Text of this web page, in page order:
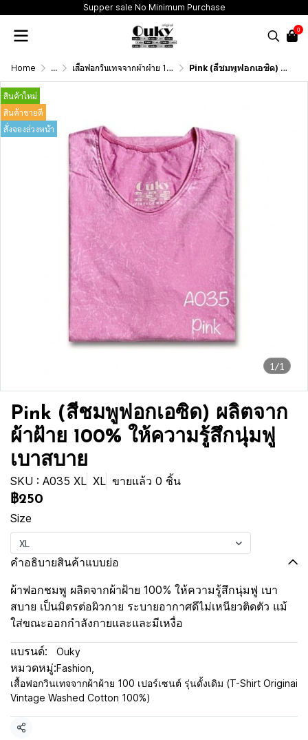
Supper sale No Minimum Purchase
0
Home ... เสื้อฟอกวินเทจจากผ้าผ้าย 100 เปอร์เซนต์ รุ่นดั้งเดิม (T-Shirt Originai Vintage Washed Cotton 100%) Pink (สีชมพูฟอกเอซิด) ผลิตจากผ้าฝ้าย 100% ให้ความรู้สึกนุ่มฟู เบาสบาย
1/1
สินค้าใหม่
สินค้าขายดี
สั่งจองล่วงหน้า
Pink (สีชมพูฟอกเอซิด) ผลิตจาก
ผ้าฝ้าย 100% ให้ความรู้สึกนุ่มฟู
เบาสบาย
SKU : A035 XL XL ขายแล้ว 0 ชิ้น
฿250
Size
XL
คำอธิบายสินค้าแบบย่อ
ผ้าฟอกชมพู ผลิตจากผ้าฝ้าย 100% ให้ความรู้สึกนุ่มฟู เบา
สบาย เป็นมิตรต่อผิวกาย ระบายอากาศดีไม่เหนียวติดตัว แม้
ใส่ขณะออกกำลังกายและและมีเหงื่อ
แบรนด์: Ouky
หมวดหมู่:Fashion
เสื้อฟอกวินเทจจากผ้าผ้าย 100 เปอร์เซนต์ รุ่นดั้งเดิม (T-Shirt Originai
Vintage Washed Cotton 100%)
แชร์